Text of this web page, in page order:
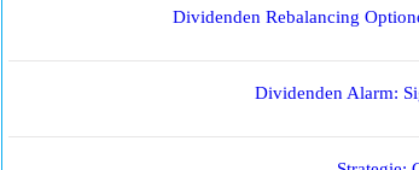
Dividenden Rebalancing
Dividenden Alarm: